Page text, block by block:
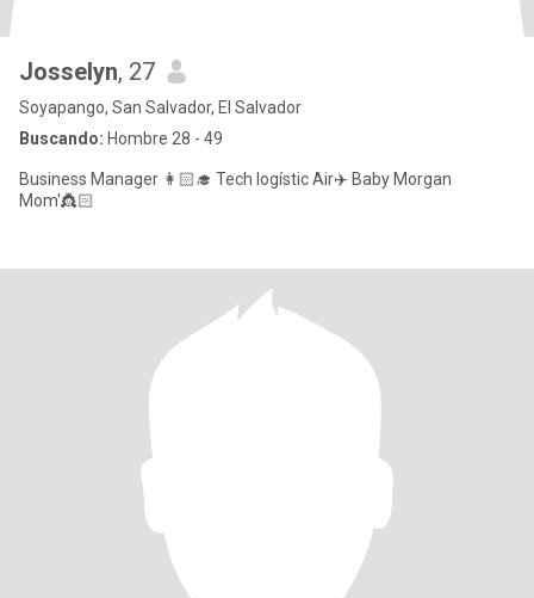
Josselyn, 27
Soyapango, San Salvador, El Salvador
Buscando: Hombre 28 - 49
Business Manager 👩🏻‍🎓 Tech logístic Air✈️ Baby Morgan
Mom'👸🏻